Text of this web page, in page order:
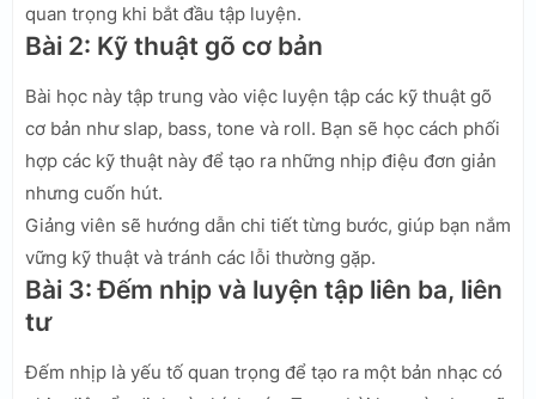
quan trọng khi bắt đầu tập luyện.
Bài 2: Kỹ thuật gõ cơ bản
Bài học này tập trung vào việc luyện tập các kỹ thuật gõ
cơ bản như slap, bass, tone và roll. Bạn sẽ học cách phối
hợp các kỹ thuật này để tạo ra những nhịp điệu đơn giản
nhưng cuốn hút.
Giảng viên sẽ hướng dẫn chi tiết từng bước, giúp bạn nắm
vững kỹ thuật và tránh các lỗi thường gặp.
Bài 3: Đếm nhịp và luyện tập liên ba, liên
tư
Đếm nhịp là yếu tố quan trọng để tạo ra một bản nhạc có